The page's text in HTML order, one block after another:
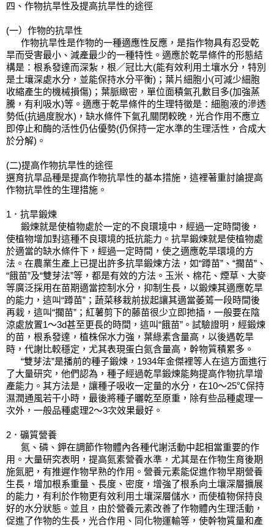
四、作物抗旱性及提高抗旱性的途徑
(一）作物的抗旱性
旱而受害最小、減產最少的一種特性。適應於乾旱條件的形態結
構是：根系發達而深紮，根／冠比大(能有效利用土壤水分，特別
是土壤深處水分，並能保持水分平衡)；葉片細胞小(可減少細胞
收縮產生的機械損傷)；葉脈緻密，單位面積氣孔數目多(加強蒸
騰，有利吸水)等。適應于乾旱條件的生理特徵是：細胞液的滲透
勢低(抗過度脫水)，缺水條件下氣孔關閉較晚，光合作用不應立
即停止和酶的活性仍佔優勢(仍保持一定水準的生理活性，合成大
於分解)。
(二)提高作物抗旱性的途徑
選育抗旱品種是提高作物抗旱性的基本措施，這裡著重討論提高
作物抗旱性的生理措施。
1．抗旱鍛煉
使植物增加對這種不良環境的抵抗能力。抗旱鍛煉就是使植物處
於適當的缺水條件下，經過一定時間，使之適應乾旱環境的方
法。在農業生產上已提出許多抗旱鍛煉方法，如“蹲苗”、“擱苗”、
“餓苗”及“雙芽法”等，都是有效的方法。玉米、棉花、煙草、大麥
等廣泛採用在苗期適當控制水分，抑制生長，以鍛煉其適應乾旱
的能力，這叫“蹲苗”；蔬菜移栽前拔起讓其適當萎蔫一段時間後
再栽，這叫“擱苗”；紅薯剪下的藤苗很少立即扡插，一般要在陰
涼處放置1～3d甚至更長的時間，這叫“餓苗”。試驗證明，經鍛煉
的苗，根系發達，植株保水力強，葉綠素含量高，以後遇乾旱
時，代謝比較穩定，尤其表現蛋白氮含量高，幹物質積累多。
了大量研究，他們認為，種子經過乾旱鍛煉能夠提高作物抗旱增
產能力。其方法是，讓種子吸收一定量的水分，在10～25℃保持
濕潤通風若干小時，最後將種子曬乾至原重，除有些品種處理一
次外，一般品種處理2～3次效果最好。
2．礦質營養
用。大量研究表明，提高氮素營養水準，尤其是在作物生育後期
施氮肥，有推遲作物早熟的作用。營養元素能促進作物早期營養
生長，增加根系重量、長度、密度，增強了根系向土壤深層擴展
的能力，有利於作物更有效利用土壤深層儲水，而使植物保持良
好的水分狀態。並且，由於營養元素改善了作物體內生理活動，
促進了作物的生長，光合作用、同化物運輸等，使幹物質量和產